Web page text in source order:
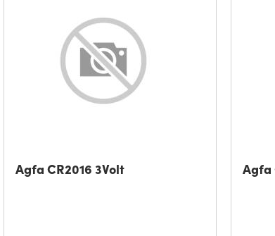
Agfa CR2016 3Volt Agfa